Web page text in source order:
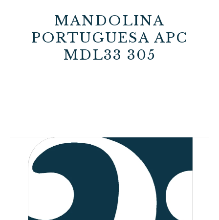
MANDOLINA
PORTUGUESA APC
MDL33 305